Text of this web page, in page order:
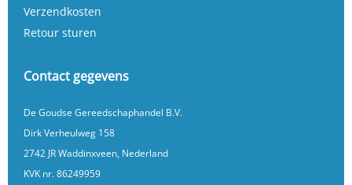
Verzendkosten
Retour sturen
Contact gegevens
De Goudse Gereedschaphandel B.V.
Dirk Verheulweg 158
2742 JR Waddinxveen, Nederland
KVK nr. 86249959